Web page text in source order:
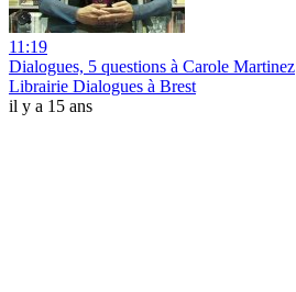
11:19
Dialogues, 5 questions à Carole Martinez
Librairie Dialogues à Brest
il y a 15 ans